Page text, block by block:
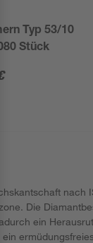
Typ 53/10
Stück
nach
Die
ein